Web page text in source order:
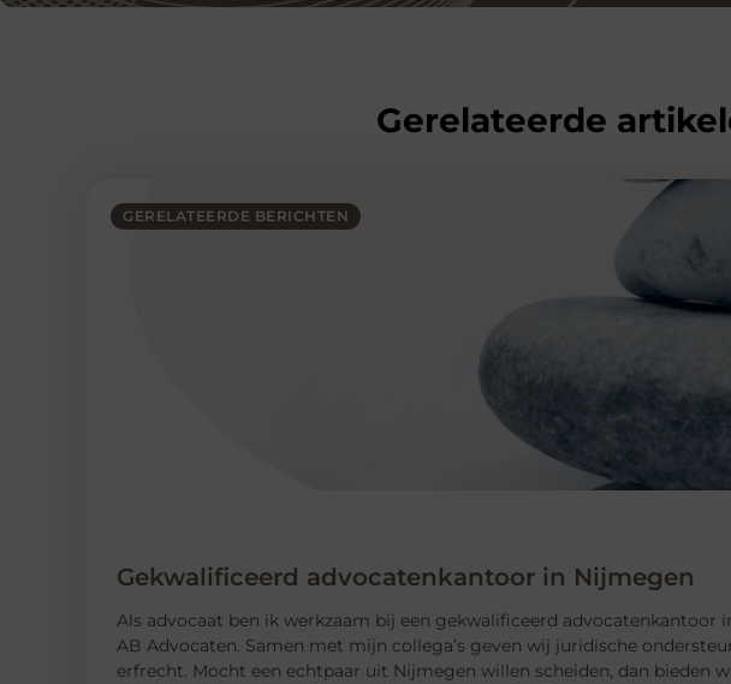
Gerelateerde
GERELATEERDE BERICHTEN
Gekwalificeerd advocatenkantoor in Nijmegen
Als advocaat ben ik werkzaam bij een gekwalificeerd advocatenkantoor
AB Advocaten. Samen met mijn collega’s geven wij juridische
erfrecht. Mocht een echtpaar uit Nijmegen willen scheiden, dan bieden